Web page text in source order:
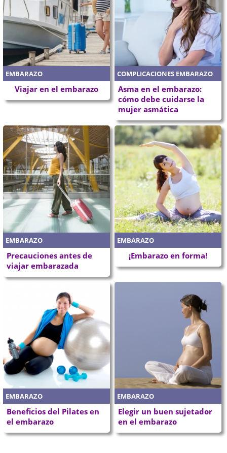
EMBARAZO
Viajar en el embarazo
COMPLICACIONES EMBARAZO
Asma en el embarazo:
cómo debe cuidarse la
mujer asmática
EMBARAZO
Precauciones antes de
viajar embarazada
EMBARAZO
¡Embarazo en forma!
EMBARAZO
Beneficios del Pilates en
el embarazo
EMBARAZO
Elegir un buen sujetador
en el embarazo